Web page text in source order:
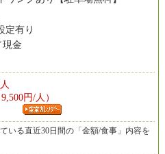
定有り
現金
円/人）
いる直近30日間の「金額/食事」内容を